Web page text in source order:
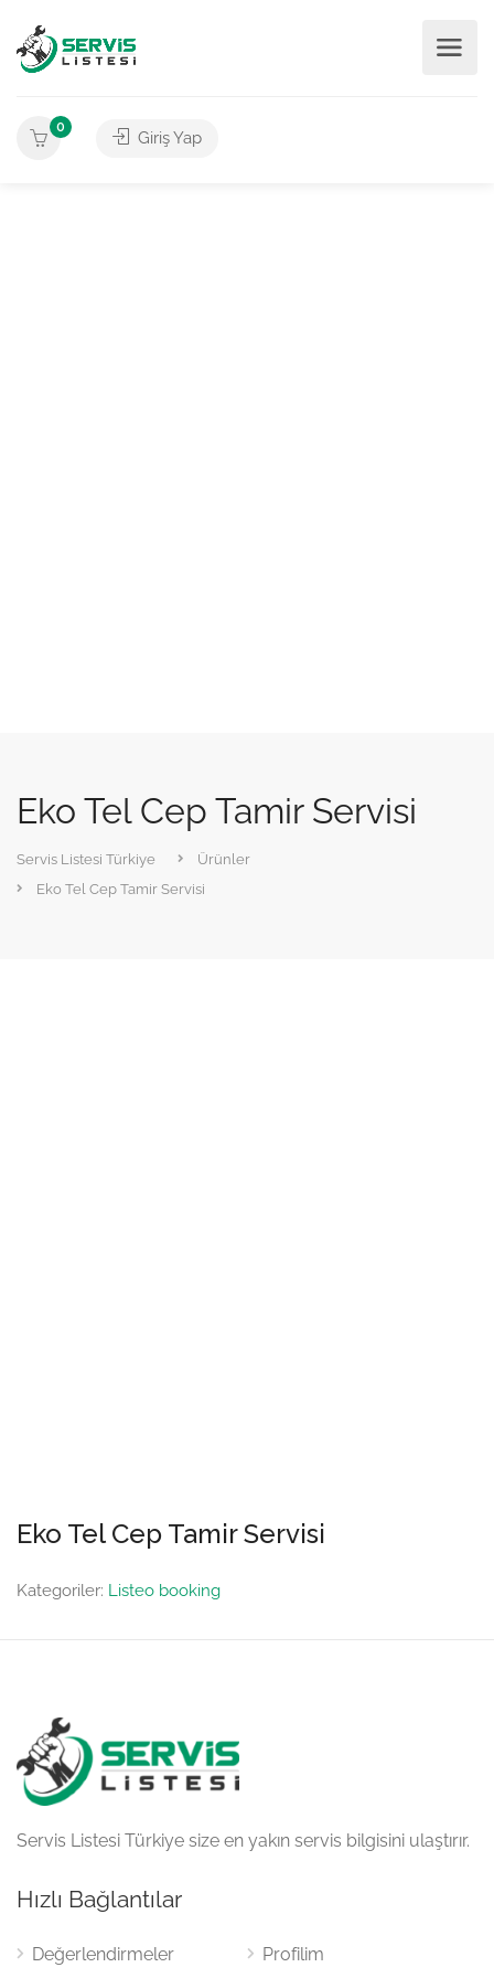
0
Giriş Yap
Eko Tel Cep Tamir Servisi
Servis Listesi Türkiye
Ürünler
Eko Tel Cep Tamir Servisi
Eko Tel Cep Tamir Servisi
Kategoriler: Listeo booking
Servis Listesi Türkiye size en yakın servis bilgisini ulaştırır.
Hızlı Bağlantılar
Değerlendirmeler Profilim